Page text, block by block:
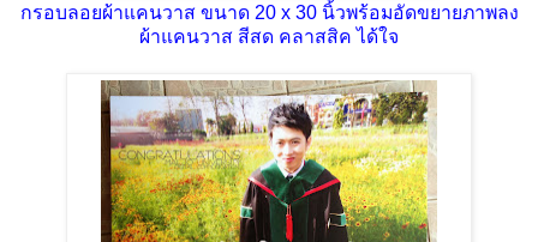
กรอบลอยผ้าแคนวาส ขนาด 20 x 30 นิ้วพร้อมอัดขยายภาพลง
ผ้าแคนวาส สีสด คลาสสิค ได้ใจ